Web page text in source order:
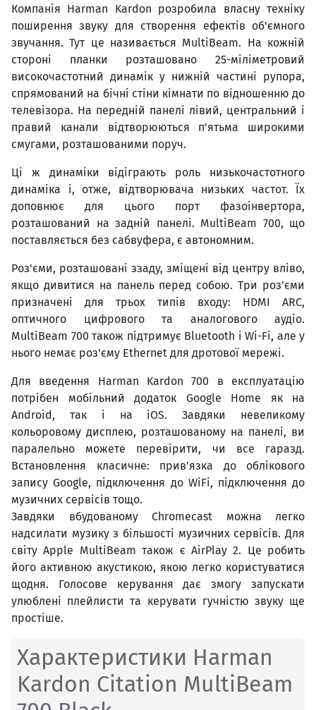
Компанія Harman Kardon розробила власну техніку
поширення звуку для створення ефектів об'ємного
звучання. Тут це називається MultiBeam. На кожній
стороні планки розташовано 25-міліметровий
високочастотний динамік у нижній частині рупора,
спрямований на бічні стіни кімнати по відношенню до
телевізора. На передній панелі лівий, центральний і
правий канали відтворюються п'ятьма широкими
смугами, розташованими поруч.
Ці ж динаміки відіграють роль низькочастотного
динаміка і, отже, відтворювача низьких частот. Їх
доповнює для цього порт фазоінвертора,
розташований на задній панелі. MultiBeam 700, що
поставляється без сабвуфера, є автономним.
Роз'єми, розташовані ззаду, зміщені від центру вліво,
якщо дивитися на панель перед собою. Три роз'єми
призначені для трьох типів входу: HDMI ARC,
оптичного цифрового та аналогового аудіо.
MultiBeam 700 також підтримує Bluetooth і Wi-Fi, але у
нього немає роз'єму Ethernet для дротової мережі.
Для введення Harman Kardon 700 в експлуатацію
потрібен мобільний додаток Google Home як на
Android, так і на iOS. Завдяки невеликому
кольоровому дисплею, розташованому на панелі, ви
паралельно можете перевірити, чи все гаразд.
Встановлення класичне: прив'язка до облікового
запису Google, підключення до WiFi, підключення до
музичних сервісів тощо.
Завдяки вбудованому Chromecast можна легко
надсилати музику з більшості музичних сервісів. Для
світу Apple MultiBeam також є AirPlay 2. Це робить
його активною акустикою, якою легко користуватися
щодня. Голосове керування дає змогу запускати
улюблені плейлисти та керувати гучністю звуку ще
простіше.
Характеристики Harman
Kardon Citation MultiBeam